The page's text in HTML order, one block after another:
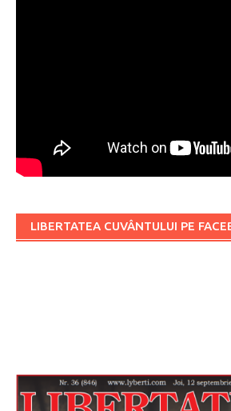
LIBERTATEA CUVÂNTULUI PE